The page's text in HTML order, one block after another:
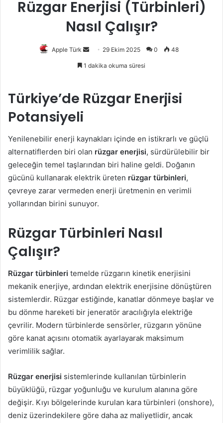
Rüzgar Enerjisi (Türbinleri)
Nasıl Çalışır?
Apple Türk
Bir
29 Ekim 2025 0 48
1 dakika okuma süresi
Türkiye’de Rüzgar Enerjisi
Potansiyeli
Yenilenebilir enerji kaynakları içinde en istikrarlı ve güçlü
alternatiflerden biri olan rüzgar enerjisi, sürdürülebilir bir
geleceğin temel taşlarından biri haline geldi. Doğanın
gücünü kullanarak elektrik üreten rüzgar türbinleri,
çevreye zarar vermeden enerji üretmenin en verimli
yollarından birini sunuyor.
Rüzgar Türbinleri Nasıl
Çalışır?
Rüzgar türbinleri temelde rüzgarın kinetik enerjisini
mekanik enerjiye, ardından elektrik enerjisine dönüştüren
sistemlerdir. Rüzgar estiğinde, kanatlar dönmeye başlar ve
bu dönme hareketi bir jeneratör aracılığıyla elektriğe
çevrilir. Modern türbinlerde sensörler, rüzgarın yönüne
göre kanat açısını otomatik ayarlayarak maksimum
verimlilik sağlar.
Rüzgar enerjisi sistemlerinde kullanılan türbinlerin
büyüklüğü, rüzgar yoğunluğu ve kurulum alanına göre
değişir. Kıyı bölgelerinde kurulan kara türbinleri (onshore),
deniz üzerindekilere göre daha az maliyetlidir, ancak